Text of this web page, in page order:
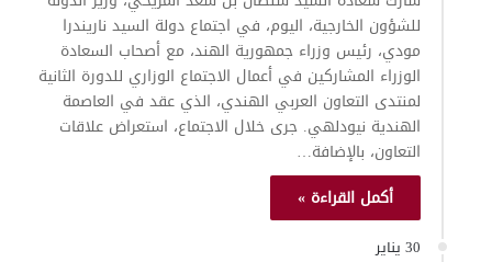
للشؤون الخارجية، اليوم، في اجتماع دولة السيد ناريندرا
مودي، رئيس وزراء جمهورية الهند، مع أصحاب السعادة
الوزراء المشاركين في أعمال الاجتماع الوزاري للدورة الثانية
لمنتدى التعاون العربي الهندي، الذي عقد في العاصمة
الهندية نيودلهي. جرى خلال الاجتماع، استعراض علاقات
التعاون، بالإضافة…
أكمل القراءة »
30 يناير